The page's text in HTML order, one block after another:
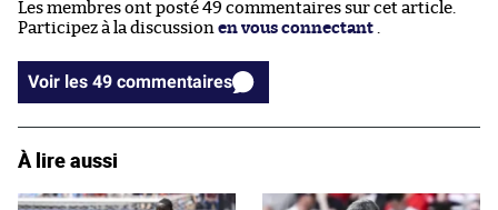
Les membres ont posté 49 commentaires sur cet article.
Participez à la discussion en vous connectant .
Voir les 49 commentaires
À lire aussi